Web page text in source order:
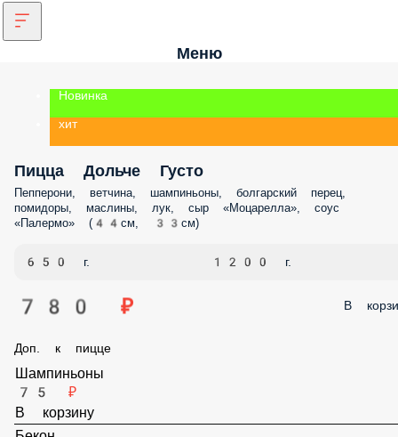
Меню
Новинка
хит
Пицца Дольче Густо
Пепперони, ветчина, шампиньоны, болгарский перец, помидоры,
маслины, лук, сыр «Моцарелла», соус «Палермо» (44см, 33см)
780 ₽
Шампиньоны
75 ₽
В корзину